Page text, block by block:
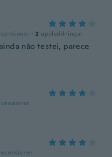
· 2 uppladdningar
não testei, parece